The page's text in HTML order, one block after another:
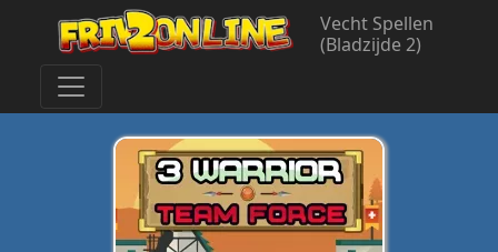
Vecht Spellen
(Bladzijde 2)